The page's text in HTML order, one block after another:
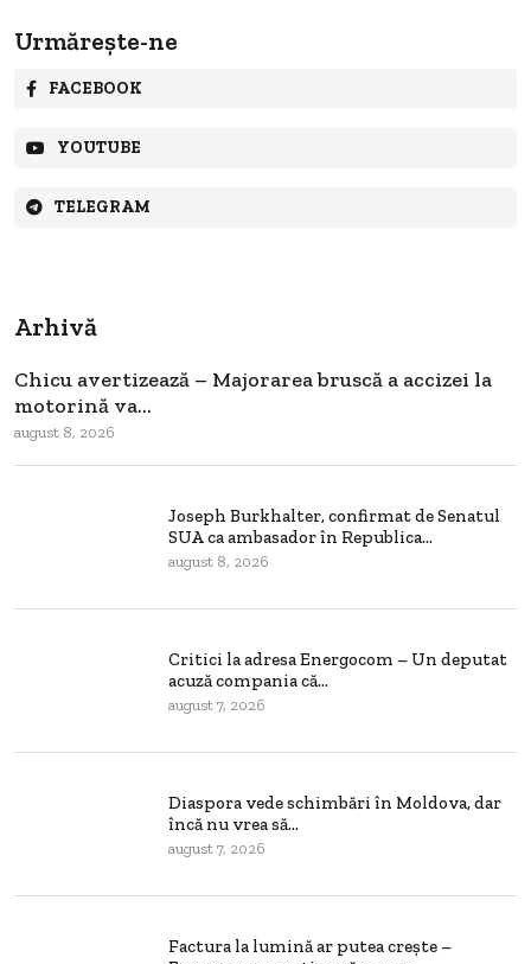
Urmărește-ne
FACEBOOK
YOUTUBE
TELEGRAM
Arhivă
Chicu avertizează – Majorarea bruscă a accizei la
motorină va...
august 8, 2026
Joseph Burkhalter, confirmat de Senatul
SUA ca ambasador în Republica...
august 8, 2026
Critici la adresa Energocom – Un deputat
acuză compania că...
august 7, 2026
Diaspora vede schimbări în Moldova, dar
încă nu vrea să...
august 7, 2026
Factura la lumină ar putea crește –